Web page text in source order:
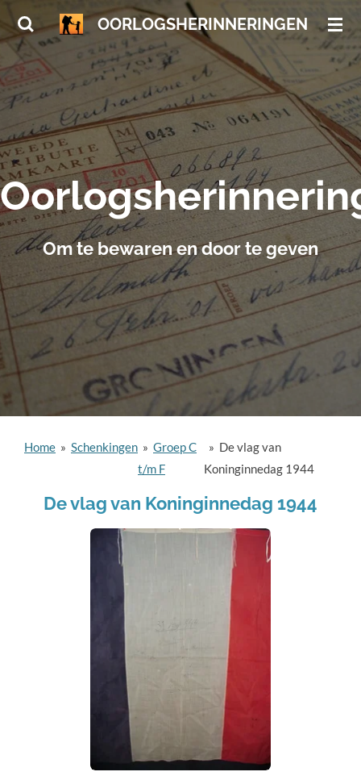
Ga
direct
naar
hoofdinhoud
OORLOGSHERINNERINGEN
Om te bewaren en door te geven
Home » Schenkingen » Groep C
t/m F
» De vlag van
Koninginnedag 1944
De vlag van Koninginnedag 1944